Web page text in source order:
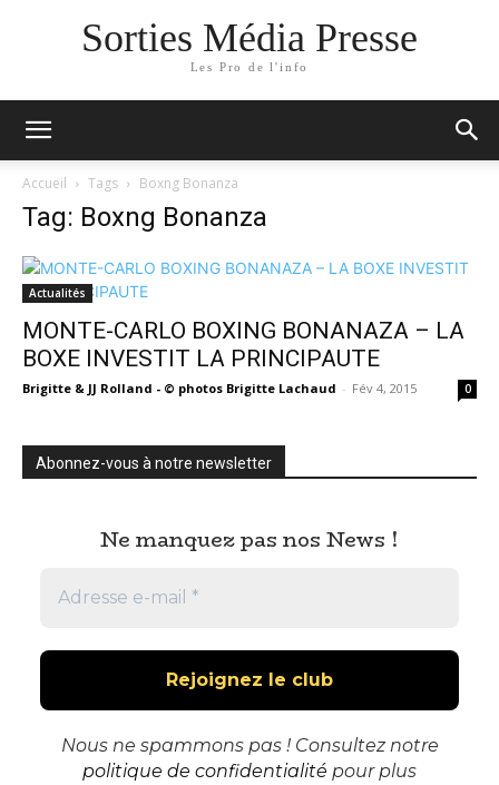
Sorties Média Presse
Les Pro de l'info
Accueil Tags Boxng Bonanza
Tag: Boxng Bonanza
Actualités
MONTE-CARLO BOXING BONANAZA – LA
BOXE INVESTIT LA PRINCIPAUTE
Brigitte & JJ Rolland - © photos Brigitte Lachaud - Fév 4, 2015 0
Abonnez-vous à notre newsletter
Ne manquez pas nos News !
Nous ne spammons pas ! Consultez notre
politique de confidentialité pour plus